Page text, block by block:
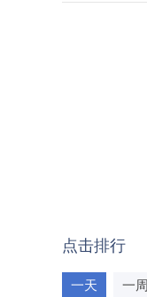
点击排行
一天 一周